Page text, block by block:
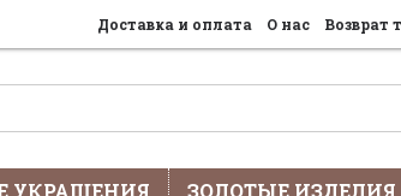
Доставка и оплата О нас Возврат
УКРАШЕНИЯ ЗОЛОТЫЕ ИЗДЕЛИЯ